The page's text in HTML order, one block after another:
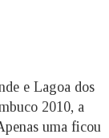
e Lagoa dos
2010, a
uma ficou